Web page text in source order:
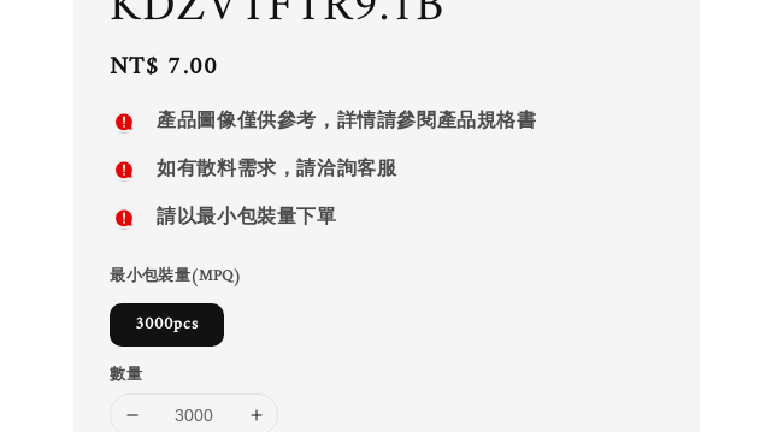
Regular
price
NT$ 7.00
產品圖像僅供參考，詳情請參閱產品規格書
如有散料需求，請洽詢客服
請以最小包裝量下單
最小包裝量(MPQ)
3000pcs
數量